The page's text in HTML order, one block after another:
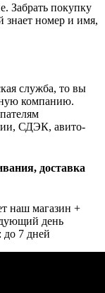
Забрать покупку
знает номер и имя,
служба, то вы
компанию.
СДЭК, авито-
доставка
наш магазин +
день
до 7 дней